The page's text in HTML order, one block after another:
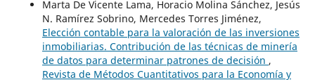
Marta De Vicente Lama, Horacio Molina Sánchez, Jesús
N. Ramírez Sobrino, Mercedes Torres Jiménez,
Elección contable para la valoración de las inversiones
inmobiliarias. Contribución de las técnicas de minería
de datos para determinar patrones de decisión ,
Revista de Métodos Cuantitativos para la Economía y